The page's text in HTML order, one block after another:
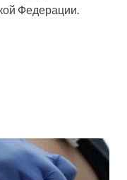
Федерации.